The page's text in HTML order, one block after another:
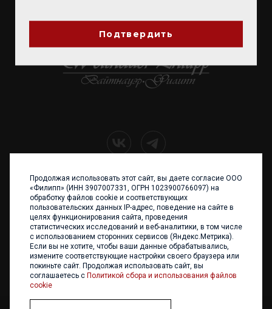
+7 (4012) 960 898
236017 Калининград,
ул. Каштановая аллея, 47
Телефон: +7 4012 960 898,
+7 4012 960 856
Написать нам
Подтвердить
Продолжая использовать этот сайт, вы даете согласие ООО
«Филипп» (ИНН 3907007331, ОГРН 1023900766097) на
обработку файлов cookie и соответствующих
пользовательских данных IP-адрес, поведение на сайте в
целях функционирования сайта, проведения
статистических исследований и веб-аналитики, в том числе
с использованием сторонних сервисов (Яндекс.Метрика).
Если вы не хотите, чтобы ваши данные обрабатывались,
измените соответствующие настройки своего браузера или
покиньте сайт. Продолжая использовать сайт, вы
соглашаетесь с Политикой сбора и использования файлов
cookie